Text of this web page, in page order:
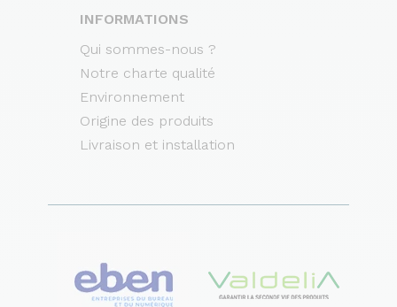
INFORMATIONS
Qui sommes-nous ?
Notre charte qualité
Environnement
Origine des produits
Livraison et installation